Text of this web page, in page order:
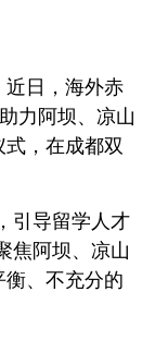
日，海外赤
力阿坝、凉山
，在成都双
引导留学人才
焦阿坝、凉山
、不充分的